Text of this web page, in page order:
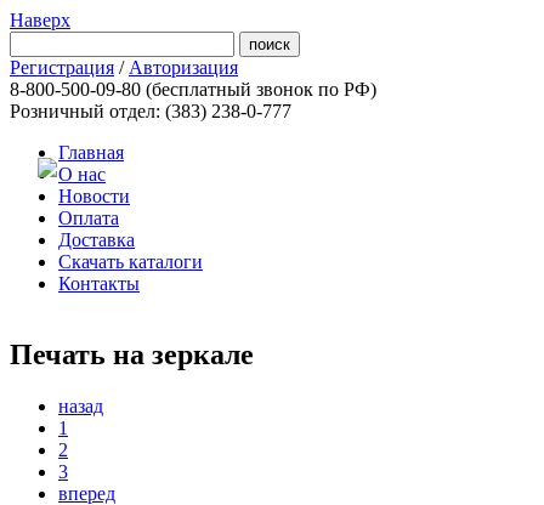
Наверх
Регистрация / Авторизация
8-800-500-09-80 (бесплатный звонок по РФ)
Розничный отдел: (383) 238-0-777
Главная
О нас
Новости
Оплата
Доставка
Скачать каталоги
Контакты
Печать на зеркале
назад
1
2
3
вперед